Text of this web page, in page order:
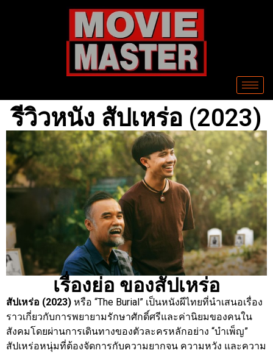
รีวิวหนัง สัปเหร่อ (2023)
เรื่องย่อ ของสัปเหร่อ
สัปเหร่อ (2023) หรือ “The Burial” เป็นหนังผีไทยที่นำเสนอเรื่อง
ราวเกี่ยวกับการพยายามรักษาศักดิ์ศรีและค่านิยมของคนใน
สังคมโดยผ่านการเดินทางของตัวละครหลักอย่าง “บำเพ็ญ”
สัปเหร่อหนุ่มที่ต้องจัดการกับความยากจน ความหวัง และความ